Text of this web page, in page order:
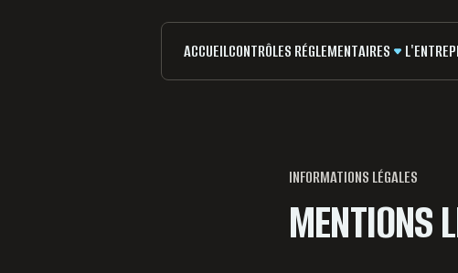
ACCUEILCONTRÔLES RÉGLEMENTAIRES
INFORMATIONS LÉGALES
MENTIONS